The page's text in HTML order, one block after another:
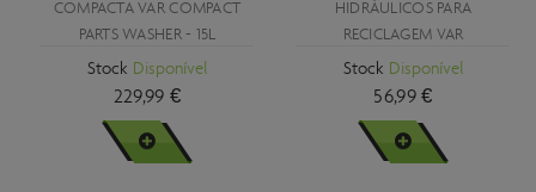
COMPACTA VAR COMPACT
PARTS WASHER - 15L
Stock Disponível
229,99 €
VER MAIS
HIDRÁULICOS PARA
RECICLAGEM VAR
Stock Disponível
56,99 €
VER MAIS